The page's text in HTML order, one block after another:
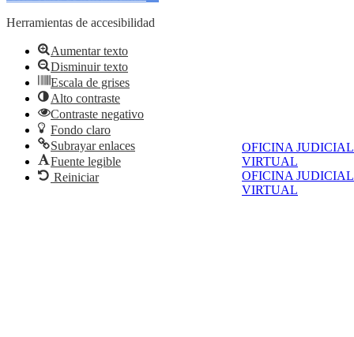
OFICINA JUDICIAL
VIRTUAL
OFICINA JUDICIAL
VIRTUAL
Herramientas de accesibilidad
Aumentar texto
Disminuir texto
Escala de grises
Alto contraste
Contraste negativo
Fondo claro
Subrayar enlaces
Fuente legible
Reiniciar